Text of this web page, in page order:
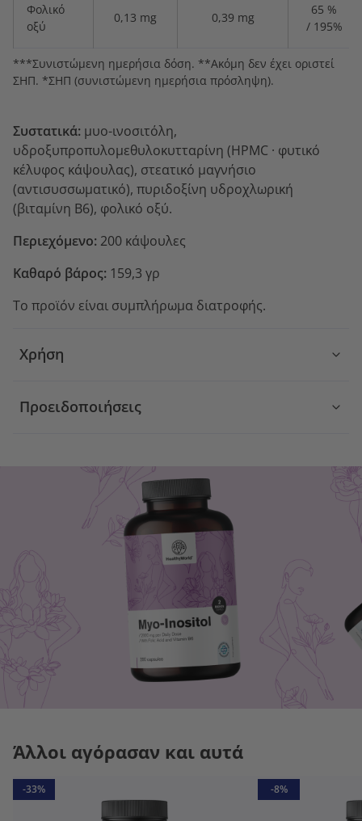
Φολικό
οξύ
0,13 mg 0,39 mg
65 %
/ 195%
***Συνιστώμενη ημερήσια δόση. **Ακόμη δεν έχει οριστεί
ΣΗΠ. *ΣΗΠ (συνιστώμενη ημερήσια πρόσληψη).
Συστατικά: μυο-ινοσιτόλη,
υδροξυπροπυλομεθυλοκυτταρίνη (HPMC · φυτικό
κέλυφος κάψουλας), στεατικό μαγνήσιο
(αντισυσσωματικό), πυριδοξίνη υδροχλωρική
(βιταμίνη Β6), φολικό οξύ.
Περιεχόμενο: 200 κάψουλες
Καθαρό βάρος: 159,3 γρ
Το προϊόν είναι συμπλήρωμα διατροφής.
Χρήση
Προειδοποιήσεις
Άλλοι αγόρασαν και αυτά
-33% -8%